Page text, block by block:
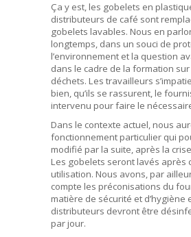
Ça y est, les gobelets en
distributeurs de café sont
gobelets lavables. Nous en
longtemps, dans un souci de
l’environnement et la question
dans le cadre de la formation
déchets. Les travailleurs
bien, qu’ils se rassurent, le
intervenu pour faire le
Dans le contexte actuel, nous
fonctionnement particulier qui
modifié par la suite, après la
Les gobelets seront lavés après
utilisation. Nous avons, par
compte les préconisations du
matière de sécurité et d’hygiène
distributeurs devront être
par jour.